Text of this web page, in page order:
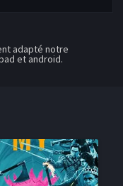
adapté notre
et android.